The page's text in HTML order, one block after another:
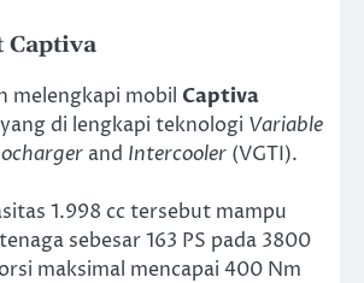
Captiva
melengkapi mobil Captiva
di lengkapi teknologi Variable
and Intercooler (VGTI).
1.998 cc tersebut mampu
sebesar 163 PS pada 3800
maksimal mencapai 400 Nm